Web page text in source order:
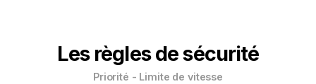
Les règles de sécurité
Priorité - Limite de vitesse